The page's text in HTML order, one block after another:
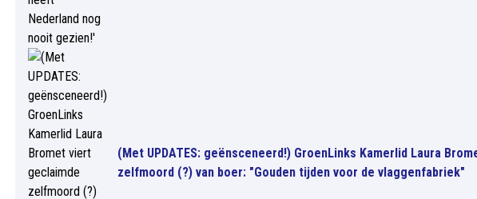
(Met UPDATES: geënsceneerd!) GroenLinks Kamerlid Laura
zelfmoord (?) van boer: "Gouden tijden voor de vlaggenfabriek"